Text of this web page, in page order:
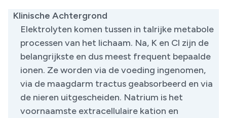
Klinische Achtergrond
Elektrolyten komen tussen in talrijke metabole
processen van het lichaam. Na, K en Cl zijn de
belangrijkste en dus meest frequent bepaalde
ionen. Ze worden via de voeding ingenomen,
via de maagdarm tractus geabsorbeerd en via
de nieren uitgescheiden. Natrium is het
voornaamste extracellulaire kation en